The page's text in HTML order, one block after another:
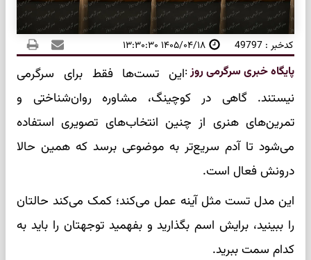
کدخبر : 49797 ۱۴۰۵/۰۴/۱۸ ۱۳:۳۰:۳۰
پایگاه خبری سرگرمی روز:این تست‌ها فقط برای سرگرمی
نیستند. گاهی در کوچینگ، مشاوره روان‌شناختی و
تمرین‌های هنری از چنین انتخاب‌های تصویری استفاده
می‌شود تا آدم سریع‌تر به موضوعی برسد که همین حالا
درونش فعال است.
این مدل تست مثل آینه عمل می‌کند؛ کمک می‌کند حالتان
را ببینید، برایش اسم بگذارید و بفهمید توجهتان را باید به
کدام سمت ببرید.